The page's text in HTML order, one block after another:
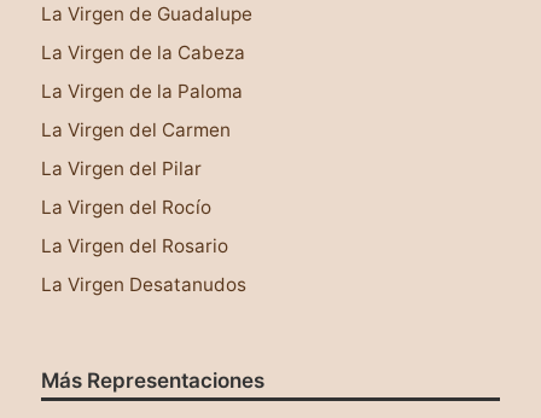
La Virgen de Guadalupe
La Virgen de la Cabeza
La Virgen de la Paloma
La Virgen del Carmen
La Virgen del Pilar
La Virgen del Rocío
La Virgen del Rosario
La Virgen Desatanudos
Más Representaciones
Este sitio web utiliza cookies para asegurar que